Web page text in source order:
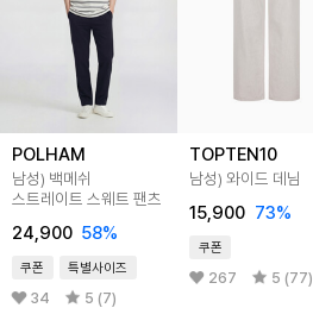
POLHAM
남성) 백메쉬
스트레이트 스웨트 팬츠
24,900 58%
쿠폰 특별사이즈
34 5 (7)
TOPTEN10
남성) 와이드 데님
15,900 73%
쿠폰
267 5 (77)